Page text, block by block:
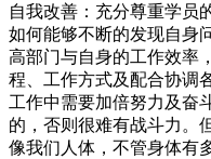
自我改善：充分尊重学员
如何能够不断的发现自身
高部门与自身的工作效率
程、工作方式及配合协调
工作中需要加倍努力及奋
的，否则很难有战斗力。
像我们人体，不管身体有